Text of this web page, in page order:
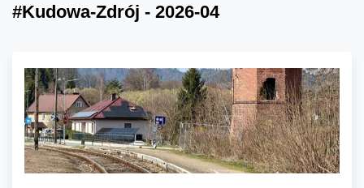
#Kudowa-Zdrój - 2026-04